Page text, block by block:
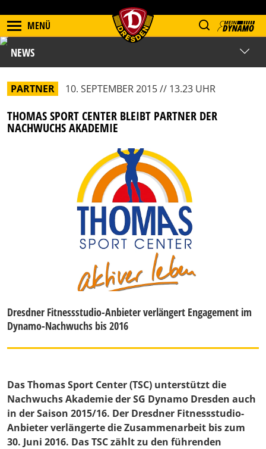
MENÜ
NEWS
PARTNER 10. SEPTEMBER 2015 // 13.23 UHR
THOMAS SPORT CENTER BLEIBT PARTNER DER
NACHWUCHS AKADEMIE
Dresdner Fitnessstudio-Anbieter verlängert Engagement im
Dynamo-Nachwuchs bis 2016
Das Thomas Sport Center (TSC) unterstützt die
Nachwuchs Akademie der SG Dynamo Dresden auch
in der Saison 2015/16. Der Dresdner Fitnessstudio-
Anbieter verlängerte die Zusammenarbeit bis zum
30. Juni 2016. Das TSC zählt zu den führenden